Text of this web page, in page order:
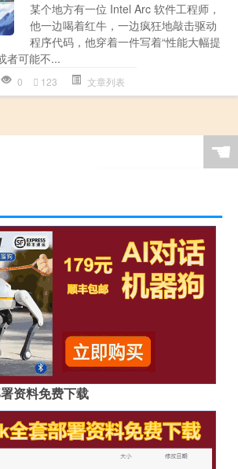
某个地方有一位 Intel Arc 软件工程师，
他一边喝着红牛，一边疯狂地敲击驱动
程序代码，他穿着一件写着“性能大幅提
者可能不...
0 123 文章列表
☚
资料免费下载